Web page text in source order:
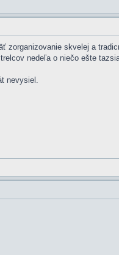
zorganizovanie skvelej a
nedeľa o niečo ešte
nevysiel.